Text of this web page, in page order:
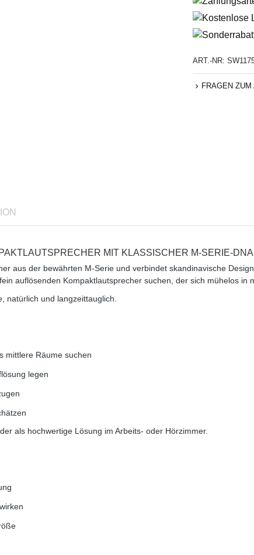
ART.-NR:
FRAGEN
MIT KLASSISCHER M-SERIE-DNA
aus der bewährten M-Serie und verbindet skandinavische
auflösenden Kompaktlautsprecher suchen, der sich mühelos
natürlich und langzeittauglich.
mittlere Räume suchen
legen
als hochwertige Lösung im Arbeits- oder Hörzimmer.